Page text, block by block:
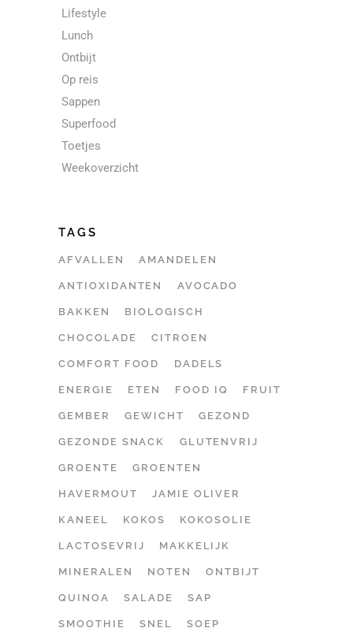
Lifestyle
Lunch
Ontbijt
Op reis
Sappen
Superfood
Toetjes
Weekoverzicht
TAGS
AFVALLEN AMANDELEN
ANTIOXIDANTEN AVOCADO
BAKKEN BIOLOGISCH
CHOCOLADE CITROEN
COMFORT FOOD DADELS
ENERGIE ETEN FOOD IQ FRUIT
GEMBER GEWICHT GEZOND
GEZONDE SNACK GLUTENVRIJ
GROENTE GROENTEN
HAVERMOUT JAMIE OLIVER
KANEEL KOKOS KOKOSOLIE
LACTOSEVRIJ MAKKELIJK
MINERALEN NOTEN ONTBIJT
QUINOA SALADE SAP
SMOOTHIE SNEL SOEP